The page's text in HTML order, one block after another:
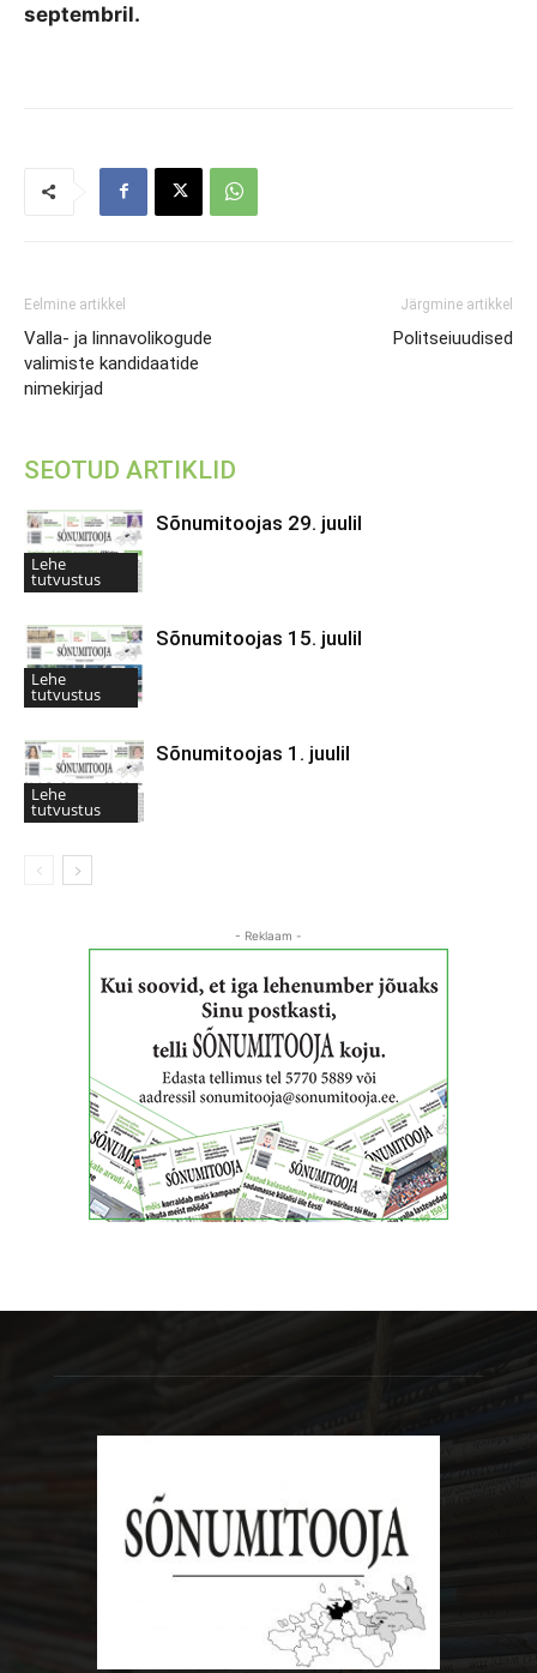
septembril.
Eelmine artikkel
Valla- ja linnavolikogude
valimiste kandidaatide
nimekirjad
Järgmine artikkel
Politseiuudised
SEOTUD ARTIKLID
Lehe
tutvustus
Sõnumitoojas 29. juulil
Lehe
tutvustus
Sõnumitoojas 15. juulil
Lehe
tutvustus
Sõnumitoojas 1. juulil
- Reklaam -